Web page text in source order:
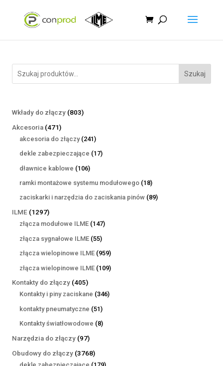
Szukaj
Wkłady do złączy 803803
Akcesoria 471471
produktów
akcesoria do złączy 241241
produktów
dekle zabezpieczające 1717
dławnice kablowe 106106
produktów
ramki montażowe systemu modułowego 1818
produktów
zaciskarki i narzędzia do zaciskania pinów 8989
ILME 12971297
produktów
złącza modułowe ILME 147147
złącza sygnałowe ILME 5555
produktów
złącza wielopinowe ILME 959959
produktów
złącza wielopinowe ILME 109109
Kontakty do złączy 405405
produktów
Kontakty i piny zaciskane 346346
kontakty pneumatyczne 5151
produktów
Kontakty światłowodowe 88
Narzędzia do złączy 9797
produktów
Obudowy do złączy 37683768
produktów
179